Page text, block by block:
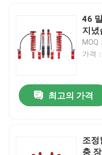
46
지녔
가격
최고의 가격
조정
충 장